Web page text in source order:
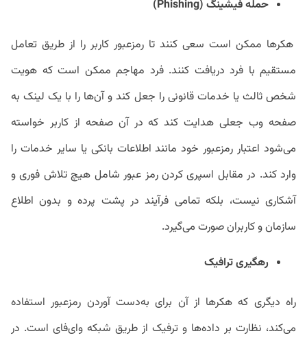
حمله فیشینگ (Phishing)
هکرها ممکن است سعی کنند تا رمزعبور کاربر را از طریق تعامل
مستقیم با فرد دریافت کنند. فرد مهاجم ممکن است که هویت
شخص ثالث یا خدمات قانونی را جعل کند و آن‌ها را با یک لینک به
صفحه وب جعلی هدایت کند که در آن صفحه از کاربر خواسته
می‌شود اعتبار رمزعبور خود مانند اطلاعات بانکی یا سایر خدمات را
وارد کند. در مقابل اسپری کردن رمز عبور شامل هیچ تلاش فوری و
آشکاری نیست، بلکه تمامی ‌فرآیند در پشت پرده و بدون اطلاع
سازمان و کاربران صورت می‌گیرد.
رهگیری ترافیک
راه دیگری که هکرها از آن برای به‌دست آوردن رمزعبور استفاده
می‌کند، نظارت بر داده‌ها و ترفیک از طریق شبکه وای‌فای است. در